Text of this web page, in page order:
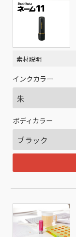
素材説明
インクカラー
ボディカラー